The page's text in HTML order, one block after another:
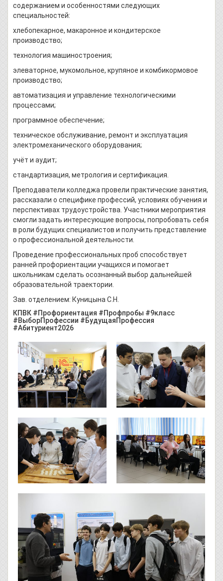
содержанием и особенностями следующих
специальностей:
хлебопекарное, макаронное и кондитерское
производство;
технология машиностроения;
элеваторное, мукомольное, крупяное и комбикормовое
производство;
автоматизация и управление технологическими
процессами;
программное обеспечение;
техническое обслуживание, ремонт и эксплуатация
электромеханического оборудования;
учёт и аудит;
стандартизация, метрология и сертификация.
Преподаватели колледжа провели практические занятия,
рассказали о специфике профессий, условиях обучения и
перспективах трудоустройства. Участники мероприятия
смогли задать интересующие вопросы, попробовать себя
в роли будущих специалистов и получить представление
о профессиональной деятельности.
Проведение профессиональных проб способствует
ранней профориентации учащихся и помогает
школьникам сделать осознанный выбор дальнейшей
образовательной траектории.
Зав. отделением: Куницына С.Н.
КПВК #Профориентация #Профпробы #9класс
#ВыборПрофессии #БудущаяПрофессия
#Абитуриент2026